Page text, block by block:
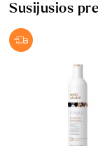
Susijusios